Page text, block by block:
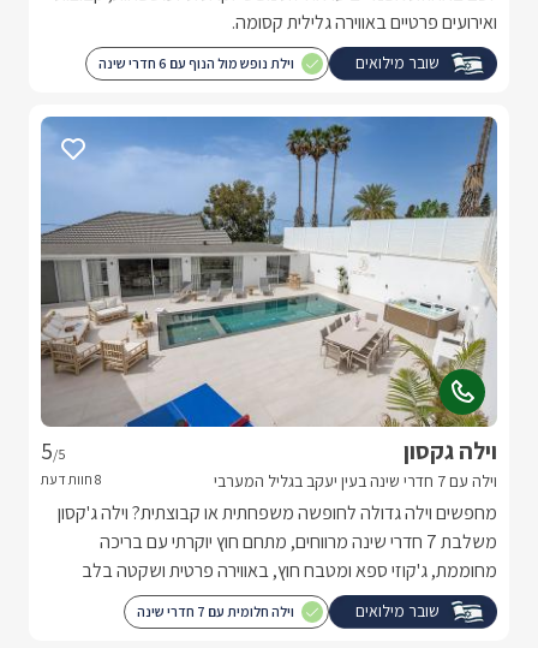
ואירועים פרטיים באווירה גלילית קסומה.
שובר מילואים וילת נופש מול הנוף עם 6 חדרי שינה
וילה גקסון
וילה עם 7 חדרי שינה בעין יעקב בגליל המערבי
5/5
מחפשים וילה גדולה לחופשה משפחתית או קבוצתית? וילה ג'קסון
משלבת 7 חדרי שינה מרווחים, מתחם חוץ יוקרתי עם בריכה
מחוממת, ג'קוזי ספא ומטבח חוץ, באווירה פרטית ושקטה בלב
הגליל המערבי.
שובר מילואים וילה חלומית עם 7 חדרי שינה